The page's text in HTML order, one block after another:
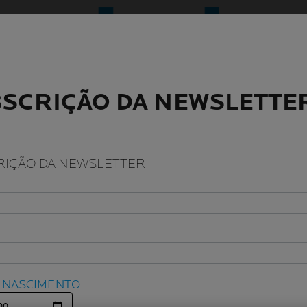
DA
DA NEWSLETTER
NASCIMENTO
DA
DA NEWSLETTER
NASCIMENTO